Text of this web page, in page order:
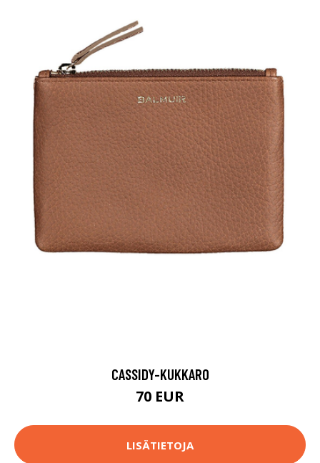
CASSIDY-KUKKARO
70 EUR
LISÄTIETOJA